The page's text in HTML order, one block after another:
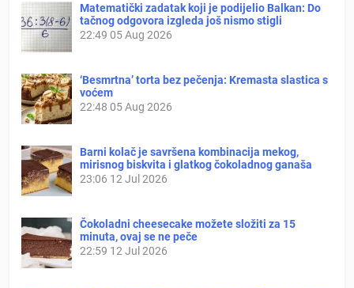
Matematički zadatak koji je podijelio Balkan: Do
tačnog odgovora izgleda još nismo stigli
22:49 05 Aug 2026
‘Besmrtna’ torta bez pečenja: Kremasta slastica s
voćem
22:48 05 Aug 2026
Barni kolač je savršena kombinacija mekog,
mirisnog biskvita i glatkog čokoladnog ganaša
23:06 12 Jul 2026
Čokoladni cheesecake možete složiti za 15
minuta, ovaj se ne peče
22:59 12 Jul 2026